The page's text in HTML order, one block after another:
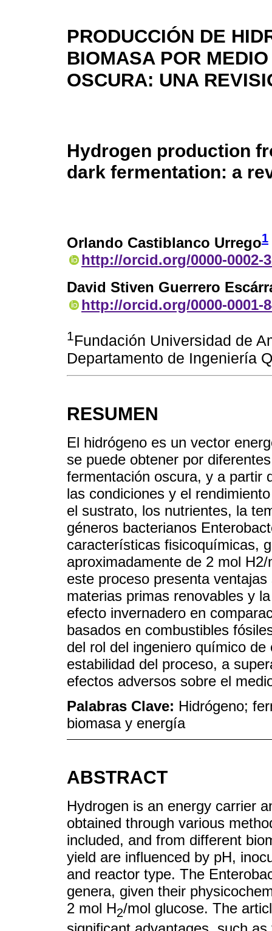
PRODUCCIÓN DE
BIOMASA POR
OSCURA: UNA
Hydrogen production
dark fermentation: a
Orlando Castiblanco Urrego1
http://orcid.org/0000-0002-
David Stiven Guerrero
http://orcid.org/0000-0001-
1 Fundación Universidad de
Departamento de Ingeniería
RESUMEN
El hidrógeno es un vector
se puede obtener por
fermentación oscura, y a partir
las condiciones y el
el sustrato, los nutrientes, la
géneros bacterianos
características fisicoquímicas,
aproximadamente de 2 mol
este proceso presenta
materias primas renovables y
efecto invernadero en
basados en combustibles
del rol del ingeniero químico
estabilidad del proceso, a
efectos adversos sobre el
Palabras Clave: Hidrógeno;
biomasa y energía
ABSTRACT
Hydrogen is an energy carrier
obtained through various
included, and from different
yield are influenced by pH,
and reactor type. The
genera, given their
2 mol H2/mol glucose. The